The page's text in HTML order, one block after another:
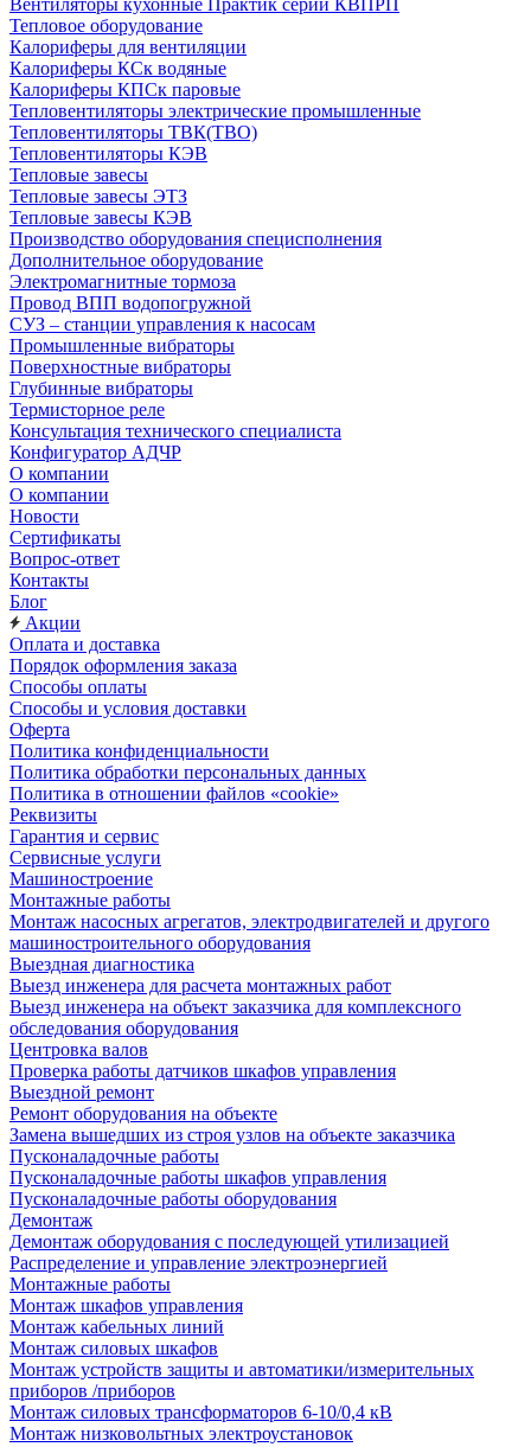
Вентиляторы кухонные Практик серии КВПРП
Тепловое оборудование
Калориферы для вентиляции
Калориферы КСк водяные
Калориферы КПСк паровые
Тепловентиляторы электрические промышленные
Тепловентиляторы ТВК(ТВО)
Тепловентиляторы КЭВ
Тепловые завесы
Тепловые завесы ЭТЗ
Тепловые завесы КЭВ
Производство оборудования специсполнения
Дополнительное оборудование
Электромагнитные тормоза
Провод ВПП водопогружной
СУЗ – станции управления к насосам
Промышленные вибраторы
Поверхностные вибраторы
Глубинные вибраторы
Термисторное реле
Консультация технического специалиста
Конфигуратор АДЧР
О компании
О компании
Новости
Сертификаты
Вопрос-ответ
Контакты
Блог
Акции
Оплата и доставка
Порядок оформления заказа
Способы оплаты
Способы и условия доставки
Оферта
Политика конфиденциальности
Политика обработки персональных данных
Политика в отношении файлов «cookie»
Реквизиты
Гарантия и сервис
Сервисные услуги
Машиностроение
Монтажные работы
Монтаж насосных агрегатов, электродвигателей и другого
машиностроительного оборудования
Выездная диагностика
Выезд инженера для расчета монтажных работ
Выезд инженера на объект заказчика для комплексного
обследования оборудования
Центровка валов
Проверка работы датчиков шкафов управления
Выездной ремонт
Ремонт оборудования на объекте
Замена вышедших из строя узлов на объекте заказчика
Пусконаладочные работы
Пусконаладочные работы шкафов управления
Пусконаладочные работы оборудования
Демонтаж
Демонтаж оборудования с последующей утилизацией
Распределение и управление электроэнергией
Монтажные работы
Монтаж шкафов управления
Монтаж кабельных линий
Монтаж силовых шкафов
Монтаж устройств защиты и автоматики/измерительных
приборов /приборов
Монтаж силовых трансформаторов 6-10/0,4 кВ
Монтаж низковольтных электроустановок